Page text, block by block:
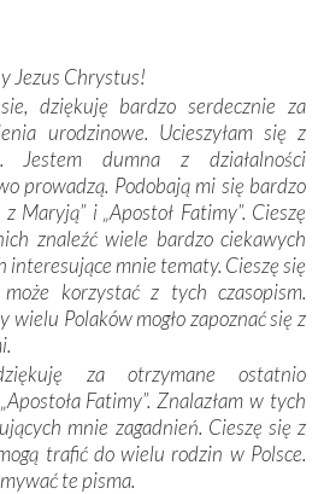
swój początek w naszej
się, że Maryja swoją opieką
lecz wszystkie nacje, które
każdą osobę, która zawierza
historia wierności Bogu i
władców. Trudne momenty w
jak i zbiorowym, przypominają o
o własną duszę i o łaskę
przynosi pomyślność –
Odstępstwo owocuje
Te uniwersalne prawdy
gdy słuchaliśmy opowieści
monarchach i wodzach,
losach grzesznych
Jezus Chrystus!
dziękuję bardzo serdecznie za
urodzinowe. Ucieszyłam się z
Jestem dumna z działalności
prowadzą. Podobają mi się bardzo
Maryją” i „Apostoł Fatimy”. Cieszę
znaleźć wiele bardzo ciekawych
interesujące mnie tematy. Cieszę się
korzystać z tych czasopism.
wielu Polaków mogło zapoznać się z
za otrzymane ostatnio
Fatimy”. Znalazłam w tych
mnie zagadnień. Cieszę się z
trafić do wielu rodzin w Polsce.
te pisma.